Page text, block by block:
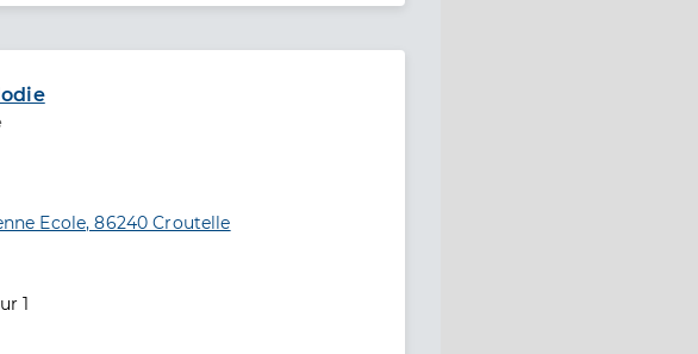
de santé
Ecole, 86240 Croutelle
1